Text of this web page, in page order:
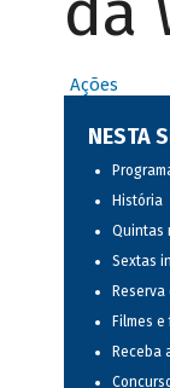
Ações
NESTA
História
Quintas
Sextas
Filmes
Receba